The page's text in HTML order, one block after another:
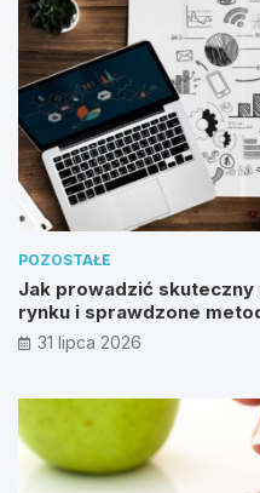
POZOSTAŁE
Jak prowadzić skuteczny
rynku i sprawdzone
31 lipca 2026